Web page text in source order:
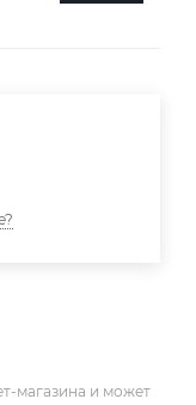
магазина и может